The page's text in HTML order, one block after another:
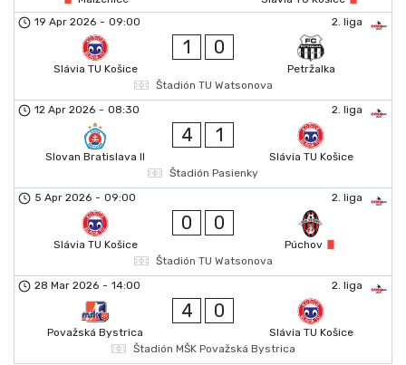
2. liga
19 Apr 2026 - 09:00
Slávia TU Košice
1 0
Petržalka
Štadión TU Watsonova
2. liga
12 Apr 2026 - 08:30
Slovan Bratislava II
4 1
Slávia TU Košice
Štadión Pasienky
2. liga
5 Apr 2026 - 09:00
Slávia TU Košice
0 0
Púchov
Štadión TU Watsonova
2. liga
28 Mar 2026 - 14:00
Považská Bystrica
4 0
Slávia TU Košice
Štadión MŠK Považská Bystrica